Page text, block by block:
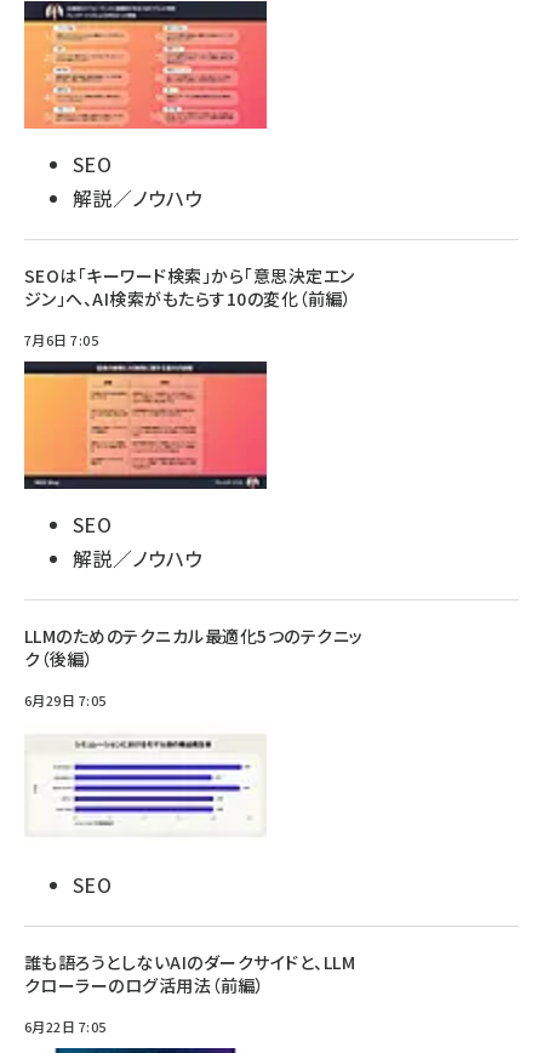
SEO
解説／ノウハウ
SEOは「キーワード検索」から「意思決定エン
ジン」へ、AI検索がもたらす10の変化（前編）
7月6日 7:05
SEO
解説／ノウハウ
LLMのためのテクニカル最適化5つのテクニッ
ク（後編）
6月29日 7:05
SEO
誰も語ろうとしないAIのダークサイドと、LLM
クローラーのログ活用法（前編）
6月22日 7:05